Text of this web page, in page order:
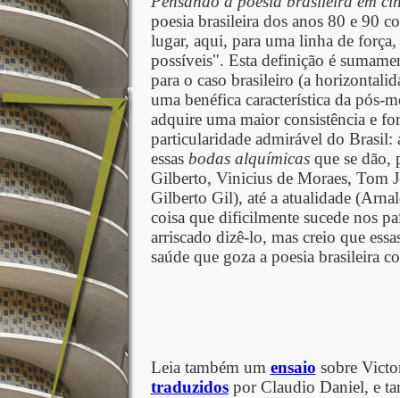
poesia brasileira dos anos 80 e 90
lugar, aqui, para uma linha de
possíveis". Esta definição é
para o caso brasileiro (a
uma benéfica característica da pós-
adquire uma maior consistência e
particularidade admirável do Brasil:
essas bodas alquímicas que se dão,
Gilberto, Vinicius de Moraes, Tom
Gilberto Gil), até a atualidade
coisa que dificilmente sucede nos
arriscado dizê-lo, mas creio que
saúde que goza a poesia brasileira
Leia também um ensaio sobre
traduzidospor Claudio Daniel, e